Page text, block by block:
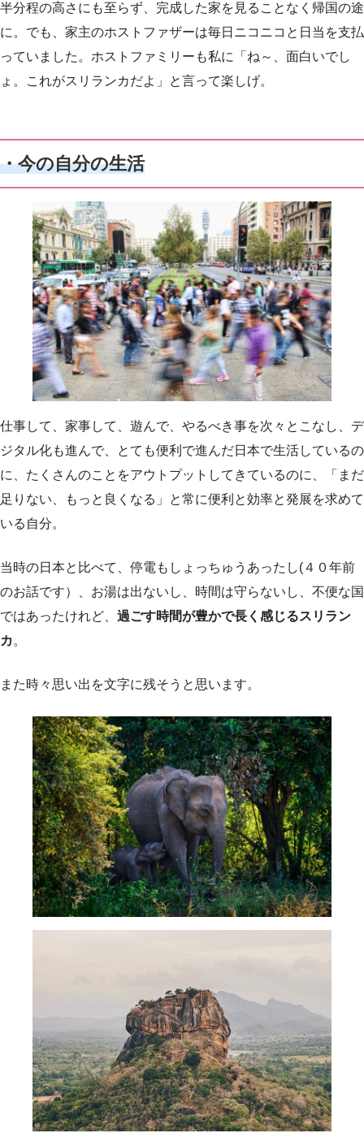
半分程の高さにも至らず、完成した家を見ることなく帰国の途
に。でも、家主のホストファザーは毎日ニコニコと日当を支払
っていました。ホストファミリーも私に「ね～、面白いでし
ょ。これがスリランカだよ」と言って楽しげ。
・今の自分の生活
仕事して、家事して、遊んで、やるべき事を次々とこなし、デ
ジタル化も進んで、とても便利で進んだ日本で生活しているの
に、たくさんのことをアウトプットしてきているのに、「まだ
足りない、もっと良くなる」と常に便利と効率と発展を求めて
いる自分。
当時の日本と比べて、停電もしょっちゅうあったし(４０年前
のお話です）、お湯は出ないし、時間は守らないし、不便な国
ではあったけれど、 過ごす時間が豊かで長く感じるスリラン
カ 。
また時々思い出を文字に残そうと思います。